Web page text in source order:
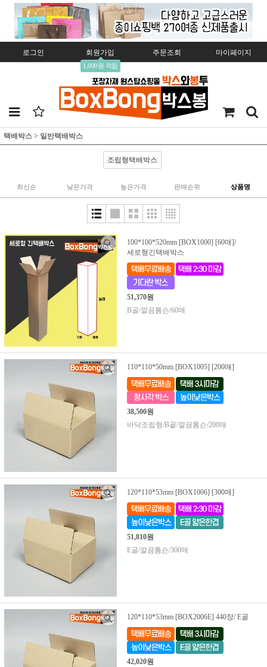
로그인 회원가입
1,000원 적립
주문조회 마이페이지
택배박스 > 일반택배박스
조립형택배박스
최신순 낮은가격 높은가격 판매순위 상품명
100*100*520mm [BOX1000] [60매]/
세로형긴택배박스
51,370원
B골/깔끔톰슨/60매
110*110*50mm [BOX1005] [200매]
38,500원
바닥조립형/B골/깔끔톰슨/200매
120*110*53mm [BOX1006] [300매]
51,810원
E골/깔끔톰슨/300매
120*110*53mm [BOX2006E] 440장/ E골
42,020원